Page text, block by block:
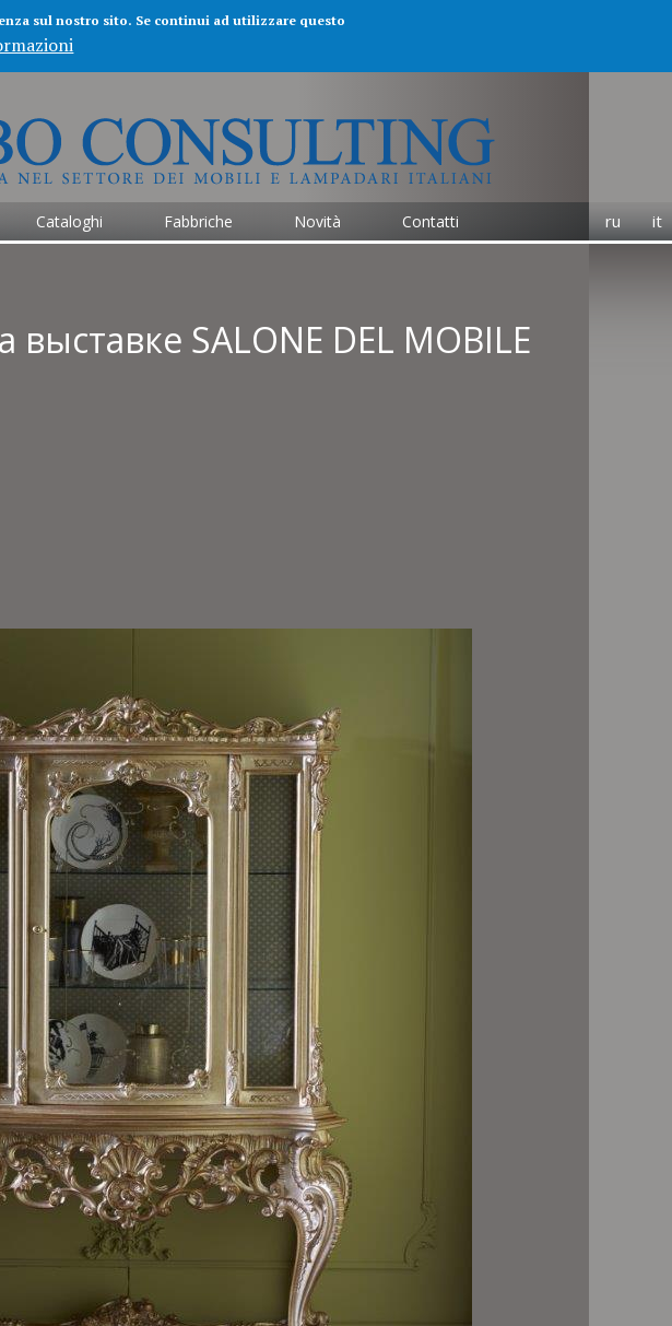
sul nostro sito. Se continui ad utilizzare questo
Cataloghi Fabbriche Novità Contatti ru it
SALONE DEL MOBILE